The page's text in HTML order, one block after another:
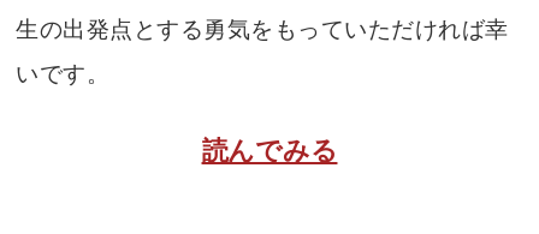
生の出発点とする勇気をもっていただければ幸
いです。
読んでみる